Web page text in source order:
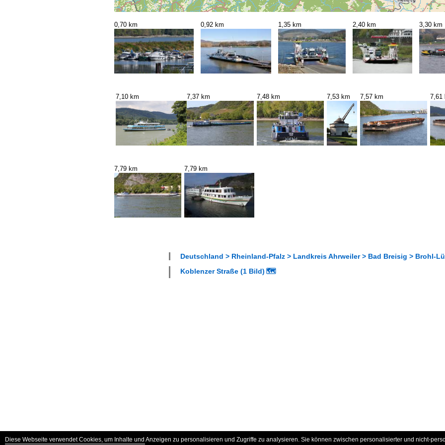
0,70 km 0,92 km 1,35 km 2,40 km 3,30 km
7,10 km 7,37 km 7,48 km 7,53 km 7,57 km 7,61
7,79 km 7,79 km
Deutschland > Rheinland-Pfalz > Landkreis Ahrweiler > Bad Breisig > Brohl-
Koblenzer Straße (1 Bild) 🗺
Diese Webseite verwendet Cookies, um Inhalte und Anzeigen zu personalisieren und Zugriffe zu analysieren. Sie können zwischen personalisierter und nicht-